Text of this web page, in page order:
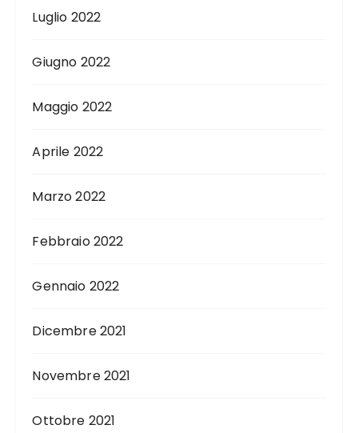
Luglio 2022
Giugno 2022
Maggio 2022
Aprile 2022
Marzo 2022
Febbraio 2022
Gennaio 2022
Dicembre 2021
Novembre 2021
Ottobre 2021